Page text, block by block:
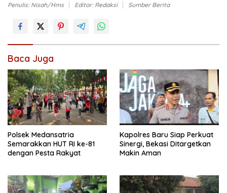
Penulis: Nisah/Hms Editor: Redaksi Sumber Berita
Baca Juga
Polsek Medansatria
Semarakkan HUT RI ke-81
dengan Pesta Rakyat
Kapolres Baru Siap Perkuat
Sinergi, Bekasi Ditargetkan
Makin Aman